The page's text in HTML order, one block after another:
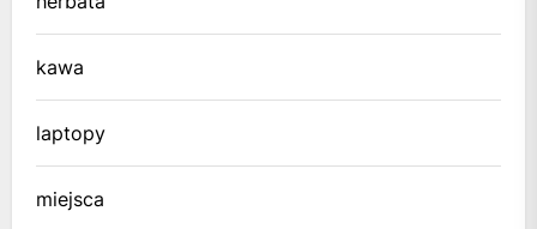
kawa
laptopy
miejsca